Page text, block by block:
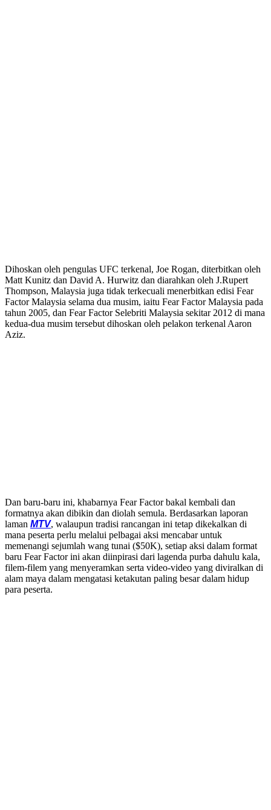
Dihoskan oleh pengulas UFC terkenal, Joe Rogan, diterbitkan oleh
Matt Kunitz dan David A. Hurwitz dan diarahkan oleh J.Rupert
Thompson, Malaysia juga tidak terkecuali menerbitkan edisi Fear
Factor Malaysia selama dua musim, iaitu Fear Factor Malaysia pada
tahun 2005, dan Fear Factor Selebriti Malaysia sekitar 2012 di mana
kedua-dua musim tersebut dihoskan oleh pelakon terkenal Aaron
Aziz.
Dan baru-baru ini, khabarnya Fear Factor bakal kembali dan
formatnya akan dibikin dan diolah semula. Berdasarkan laporan
laman MTV, walaupun tradisi rancangan ini tetap dikekalkan di
mana peserta perlu melalui pelbagai aksi mencabar untuk
memenangi sejumlah wang tunai ($50K), setiap aksi dalam format
baru Fear Factor ini akan diinpirasi dari lagenda purba dahulu kala,
filem-filem yang menyeramkan serta video-video yang diviralkan di
alam maya dalam mengatasi ketakutan paling besar dalam hidup
para peserta.